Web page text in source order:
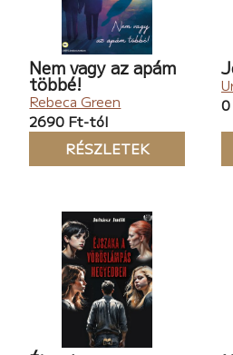
Nem vagy az apám
többé!
Rebeca Green
2690 Ft-tól
RÉSZLETEK